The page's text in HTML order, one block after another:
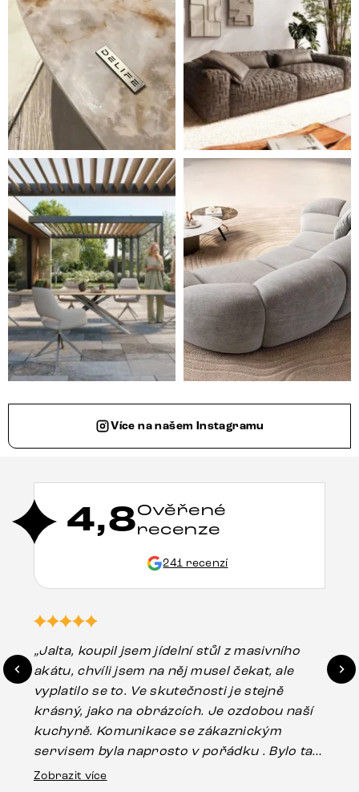
Styl, odolnost a společné chvíle pod širým nebem.
Ne každá pohovka je jen
Více na našem Instagramu
4,8Ověřené
recenze
241 recenzí
„Jalta, koupil jsem jídelní stůl z masivního
akátu, chvíli jsem na něj musel čekat, ale
vyplatilo se to. Ve skutečnosti je stejně
krásný, jako na obrázcích. Je ozdobou naší
kuchyně. Komunikace se zákaznickým
servisem byla naprosto v pořádku . Bylo tam
drobné poškození u nohy stolu, které mohlo
Zobrazit více